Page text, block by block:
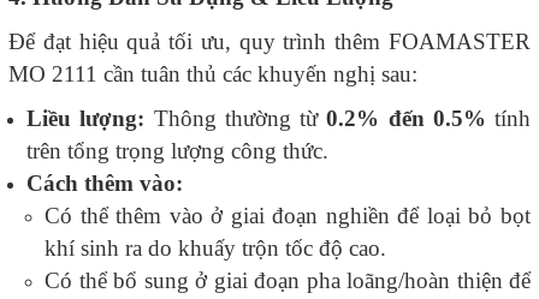
Để đạt hiệu quả tối ưu, quy trình thêm FOAMASTER
MO 2111 cần tuân thủ các khuyến nghị sau:
Liều lượng: Thông thường từ0.2% đến 0.5% tính
trên tổng trọng lượng công thức.
Cách thêm vào:
Có thể thêm vào ở giai đoạn nghiền để loại bỏ bọt
khí sinh ra do khuấy trộn tốc độ cao.
Có thể bổ sung ở giai đoạn pha loãng/hoàn thiện để